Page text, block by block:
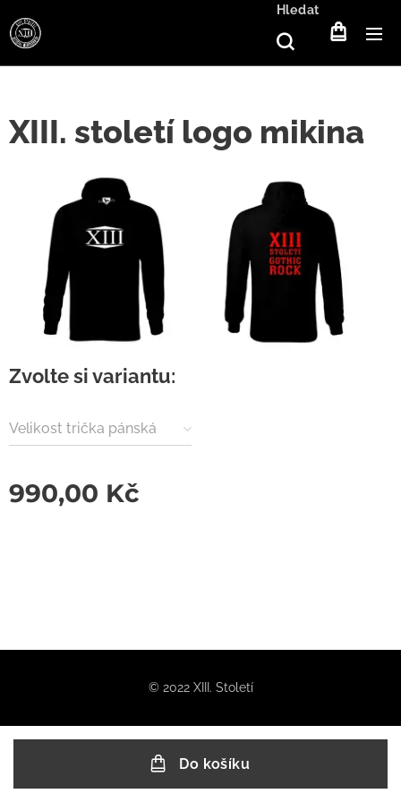
Hledat
XIII. století logo mikina
Zvolte si variantu:
Velikost trička pánská
990,00 Kč
Do košíku
© 2022 XIII. Století